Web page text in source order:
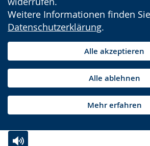
Weitere Informationen finden
Datenschutzerklärung.
Alle akzeptieren
Alle ablehnen
Mehr erfahren